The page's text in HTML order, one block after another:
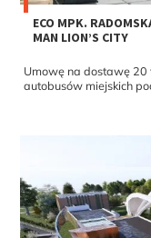
ECO MPK.
MAN LION’S CITY
Umowę na dostawę 20
autobusów miejskich